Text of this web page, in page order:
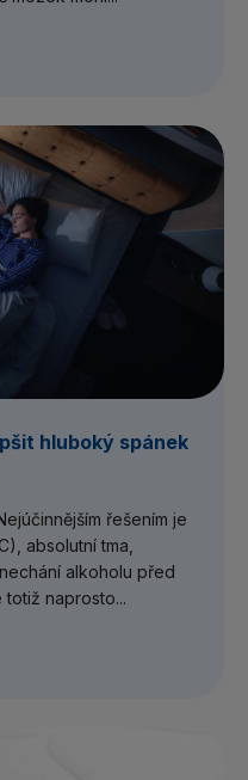
hluboký spánek
řešením je
absolutní tma,
alkoholu před
totiž naprosto...